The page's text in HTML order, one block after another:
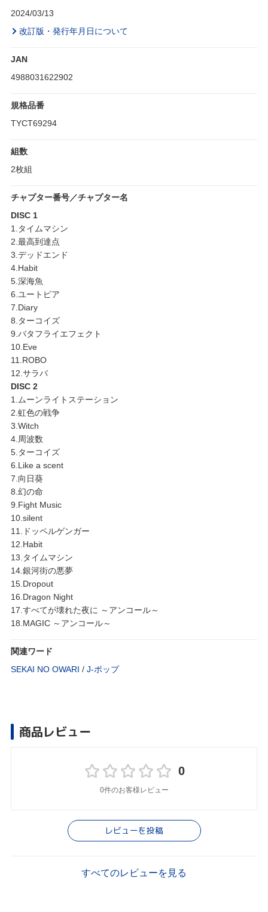
2024/03/13
改訂版・発行年月日について
JAN
4988031622902
規格品番
TYCT69294
組数
2枚組
チャプター番号／チャプター名
DISC 1
1.タイムマシン
2.最高到達点
3.デッドエンド
4.Habit
5.深海魚
6.ユートピア
7.Diary
8.ターコイズ
9.バタフライエフェクト
10.Eve
11.ROBO
12.サラバ
DISC 2
1.ムーンライトステーション
2.虹色の戦争
3.Witch
4.周波数
5.ターコイズ
6.Like a scent
7.向日葵
8.幻の命
9.Fight Music
10.silent
11.ドッペルゲンガー
12.Habit
13.タイムマシン
14.銀河街の悪夢
15.Dropout
16.Dragon Night
17.すべてが壊れた夜に ～アンコール～
18.MAGIC ～アンコール～
関連ワード
SEKAI NO OWARI / J‐ポップ
商品レビュー
0
0件のお客様レビュー
レビューを投稿
すべてのレビューを見る